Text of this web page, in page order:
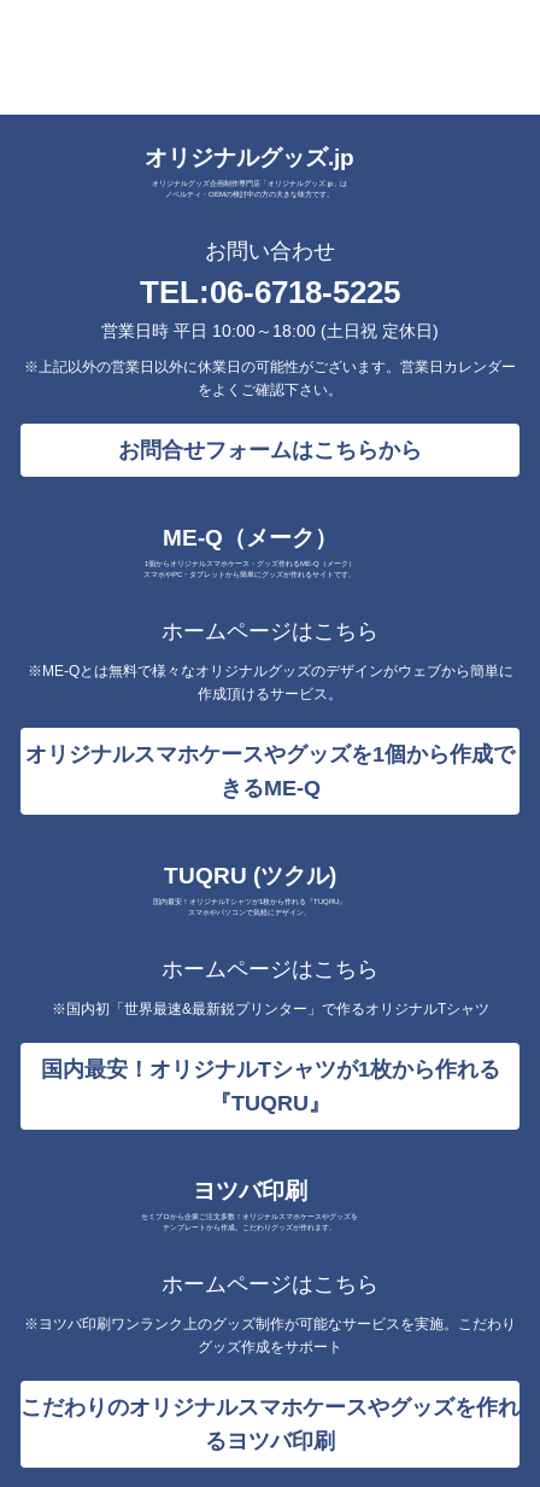
オリジナルグッズ.jp
オリジナルグッズ企画制作専門店「オリジナルグッズ.jp」は
ノベルティ・OEMの検討中の方の大きな味方です。
お問い合わせ
TEL:06-6718-5225
営業日時 平日 10:00～18:00 (土日祝 定休日)
※上記以外の営業日以外に休業日の可能性がございます。営業日カレンダー
をよくご確認下さい。
お問合せフォームはこちらから
ME-Q（メーク）
1個からオリジナルスマホケース・グッズ作れるME-Q（メーク）
スマホやPC・タブレットから簡単にグッズが作れるサイトです。
ホームページはこちら
※ME-Qとは無料で様々なオリジナルグッズのデザインがウェブから簡単に
作成頂けるサービス。
オリジナルスマホケースやグッズを1個から作成で
きるME-Q
TUQRU (ツクル)
国内最安！オリジナルTシャツが1枚から作れる『TUQRU』
スマホやパソコンで気軽にデザイン。
ホームページはこちら
※国内初「世界最速&最新鋭プリンター」で作るオリジナルTシャツ
国内最安！オリジナルTシャツが1枚から作れる
『TUQRU』
ヨツバ印刷
セミプロから企業ご注文多数！オリジナルスマホケースやグッズを
テンプレートから作成。こだわりグッズが作れます。
ホームページはこちら
※ヨツバ印刷ワンランク上のグッズ制作が可能なサービスを実施。こだわり
グッズ作成をサポート
こだわりのオリジナルスマホケースやグッズを作れ
るヨツバ印刷